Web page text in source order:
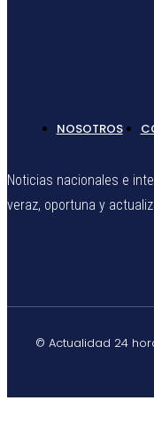
NOSOTROS
Noticias nacionales e
veraz, oportuna y
© Actualidad 24